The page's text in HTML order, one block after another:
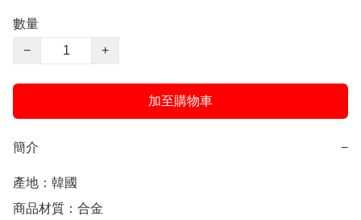
數量
−
+
加至購物車
簡介 −
產地：韓國
商品材質：合金